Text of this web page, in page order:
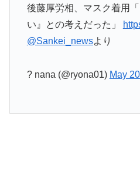
後藤厚労相、マスク着用
い』との考えだった」
@Sankei_newsより
? nana (@ryona01) May